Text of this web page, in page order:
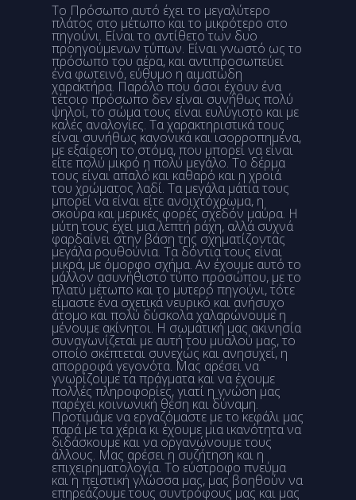
Το Πρόσωπο αυτό έχει το μεγαλύτερο
πλάτος στο μέτωπο και το μικρότερο στο
πηγούνι. Είναι το αντίθετο των δυο
προηγούμενων τύπων. Είναι γνωστό ως το
πρόσωπο του αέρα, και αντιπροσωπεύει
ένα φωτεινό, εύθυμο η αιματώδη
χαρακτήρα. Παρόλο που όσοι έχουν ένα
τέτοιο πρόσωπο δεν είναι συνήθως πολύ
ψηλοί, το σώμα τους είναι ευλύγιστο και με
καλές αναλογίες. Τα χαρακτηριστικά τους
είναι συνήθως κανονικά και ισορροπημένα,
με εξαίρεση το στόμα, που μπορεί να είναι
είτε πολύ μικρό η πολύ μεγάλο. Το δέρμα
τους είναι απαλό και καθαρό και η χροιά
του χρώματος λαδί. Τα μεγάλα μάτια τους
μπορεί να είναι είτε ανοιχτόχρωμα, η
σκούρα και μερικές φορές σχεδόν μαύρα. Η
μύτη τους έχει μια λεπτή ράχη, αλλά συχνά
φαρδαίνει στην βάση της σχηματίζοντας
μεγάλα ρουθούνια. Τα δόντια τους είναι
μικρά, με όμορφο σχήμα. Αν έχουμε αυτό το
μάλλον ασυνήθιστο τύπο προσώπου, με το
πλατύ μέτωπο και το μυτερό πηγούνι, τότε
είμαστε ένα σχετικά νευρικό και ανήσυχο
άτομο και πολύ δύσκολα χαλαρώνουμε η
μένουμε ακίνητοι. Η σωματική μας ακινησία
συναγωνίζεται με αυτή του μυαλού μας, το
οποίο σκέπτεται συνεχώς και ανησυχεί, η
απορροφά γεγονότα. Μας αρέσει να
γνωρίζουμε τα πράγματα και να έχουμε
πολλές πληροφορίες, γιατί η γνώση μας
παρέχει κοινωνική θέση και δύναμη.
Προτιμάμε να εργαζόμαστε με το κεφάλι μας
παρά με τα χέρια κι έχουμε μια ικανότητα να
διδάσκουμε και να οργανώνουμε τους
άλλους. Μας αρέσει η συζήτηση και η
επιχειρηματολογία. Το εύστροφο πνεύμα
και η πειστική γλώσσα μας, μας βοηθούν να
επηρεάζουμε τους συντρόφους μας και μας